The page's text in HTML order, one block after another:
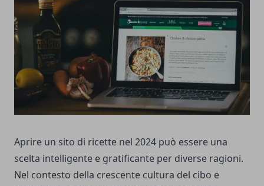
Aprire un sito di ricette nel 2024 può essere una
scelta intelligente e gratificante per diverse ragioni.
Nel contesto della crescente cultura del cibo e